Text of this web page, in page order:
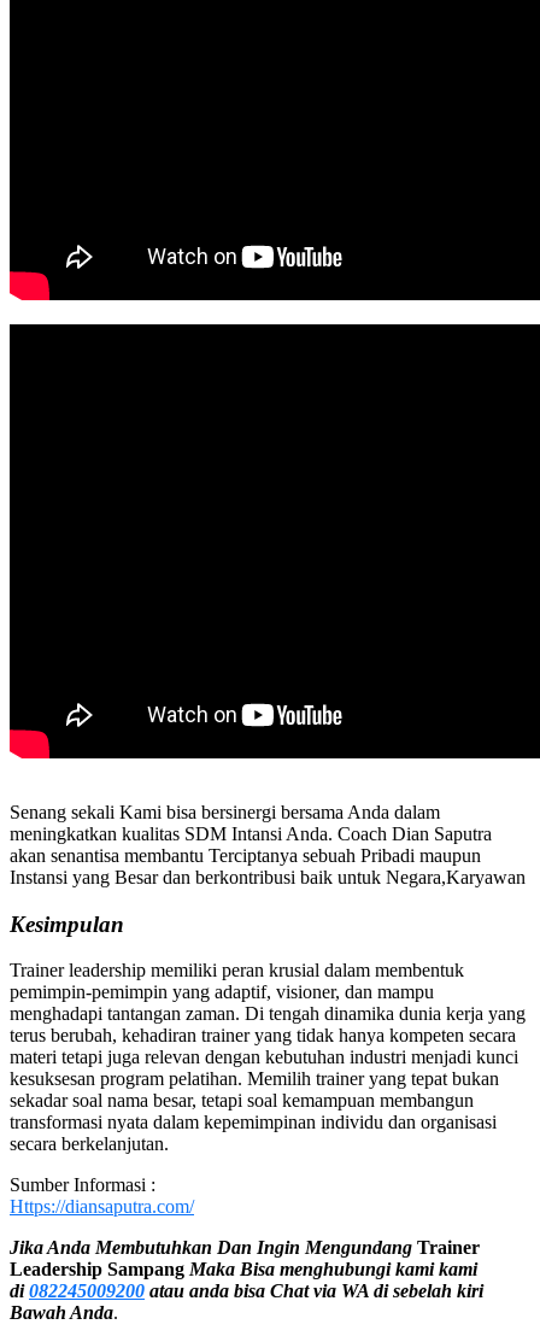
Senang sekali Kami bisa bersinergi bersama Anda dalam
meningkatkan kualitas SDM Intansi Anda. Coach Dian Saputra
akan senantisa membantu Terciptanya sebuah Pribadi maupun
Instansi yang Besar dan berkontribusi baik untuk Negara,Karyawan
Kesimpulan
Trainer leadership memiliki peran krusial dalam membentuk
pemimpin-pemimpin yang adaptif, visioner, dan mampu
menghadapi tantangan zaman. Di tengah dinamika dunia kerja yang
terus berubah, kehadiran trainer yang tidak hanya kompeten secara
materi tetapi juga relevan dengan kebutuhan industri menjadi kunci
kesuksesan program pelatihan. Memilih trainer yang tepat bukan
sekadar soal nama besar, tetapi soal kemampuan membangun
transformasi nyata dalam kepemimpinan individu dan organisasi
secara berkelanjutan.
Sumber Informasi :
Https://diansaputra.com/
Jika Anda Membutuhkan Dan Ingin Mengundang Trainer
Leadership Sampang Maka Bisa menghubungi kami kami
di082245009200 atau anda bisa Chat via WA di sebelah kiri
Bawah Anda.